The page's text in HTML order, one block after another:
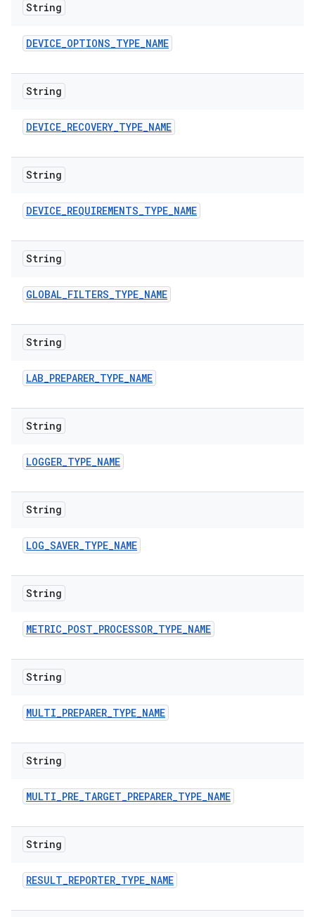
String
DEVICE_OPTIONS_TYPE_NAME
String
DEVICE_RECOVERY_TYPE_NAME
String
DEVICE_REQUIREMENTS_TYPE_NAME
String
GLOBAL_FILTERS_TYPE_NAME
String
LAB_PREPARER_TYPE_NAME
String
LOGGER_TYPE_NAME
String
LOG_SAVER_TYPE_NAME
String
METRIC_POST_PROCESSOR_TYPE_NAME
String
MULTI_PREPARER_TYPE_NAME
String
MULTI_PRE_TARGET_PREPARER_TYPE_NAME
String
RESULT_REPORTER_TYPE_NAME